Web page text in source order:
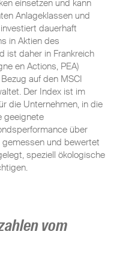
einsetzen und kann
Anlageklassen und
dauerhaft
in Aktien des
ist daher in Frankreich
en Actions, PEA)
auf den MSCI
Der Index ist im
die Unternehmen, in die
geeignete
über
und bewertet
speziell ökologische
vom